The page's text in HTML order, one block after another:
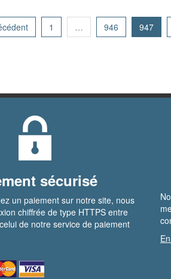
1 … 946 947
sécurisé
un paiement sur notre site, nous
chiffrée de type HTTPS entre
de notre service de paiement